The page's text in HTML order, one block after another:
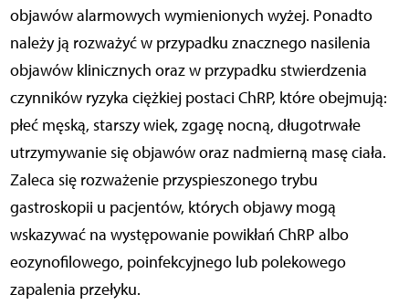
objawów alarmowych wymienionych wyżej. Ponadto
należy ją rozważyć w przypadku znacznego nasilenia
objawów klinicznych oraz w przypadku stwierdzenia
czynników ryzyka ciężkiej postaci ChRP, które obejmują:
płeć męską, starszy wiek, zgagę nocną, długotrwałe
utrzymywanie się objawów oraz nadmierną masę ciała.
Zaleca się rozważenie przyspieszonego trybu
gastroskopii u pacjentów, których objawy mogą
wskazywać na występowanie powikłań ChRP albo
eozynofilowego, poinfekcyjnego lub polekowego
zapalenia przełyku.